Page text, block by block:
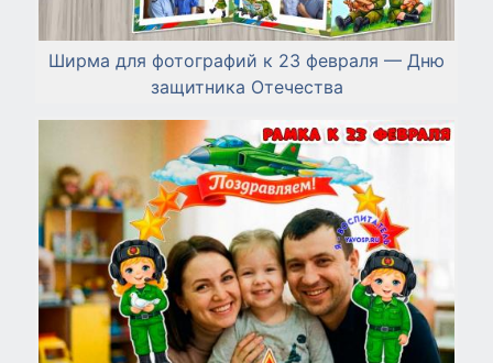
Ширма для фотографий к 23 февраля — Дню
защитника Отечества